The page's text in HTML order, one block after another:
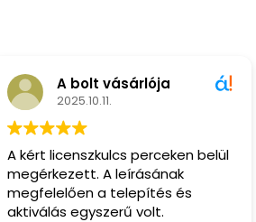
A bolt vásárlója
2025.10.11.
A kért licenszkulcs perceken belül
megérkezett. A leírásának
megfelelően a telepítés és
aktiválás egyszerű volt.